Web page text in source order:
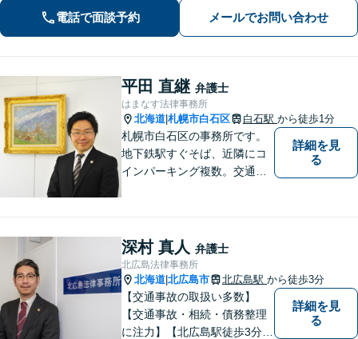
せください。自己破産・個人再生・任
意整理／法人破産いずれも対応
電話で面談予約 メールでお問い合わせ
平田 直継 弁護士
はまなす法律事務所
北海道 札幌市白石区 白石駅 から徒歩1分
札幌市白石区の事務所です。
地下鉄駅すぐそば、近隣にコ
インパーキング複数。交通の
もアクセス良好。相続、交通
事故、離婚、債務整理など幅
広く対応する４０代の経験豊
富な弁護士です。
詳細を見
る
深村 真人 弁護士
北広島法律事務所
北海道 北広島市 北広島駅 から徒歩3分
【交通事故の取扱い多数】
【交通事故・相続・債務整理
に注力】【北広島駅徒歩3分】
詳細を見
る